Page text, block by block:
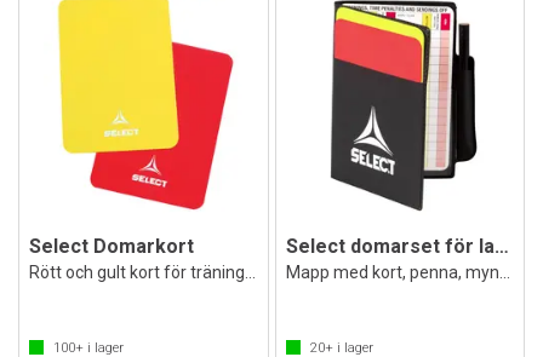
Select Domarkort
100+ i lager
Select domarset för lagsporter
20+i lager